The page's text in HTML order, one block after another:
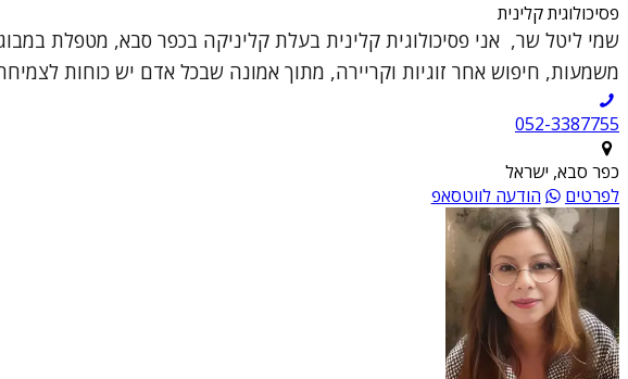
פסיכולוגית קלינית
שמי ליטל שר, אני פסיכולוגית קלינית בעלת קליניקה בכפר סבא, מטפלת
משמעות, חיפוש אחר זוגיות וקריירה, מתוך אמונה שבכל אדם יש כוחות לצמיחה
052-3387755
כפר סבא, ישראל
לפרטים
הודעה לווטסאפ